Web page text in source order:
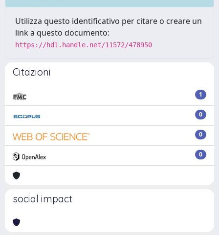
Utilizza questo identificativo per citare o creare un
link a questo documento:
https://hdl.handle.net/11572/478950
Citazioni
1
0
0
0
social impact